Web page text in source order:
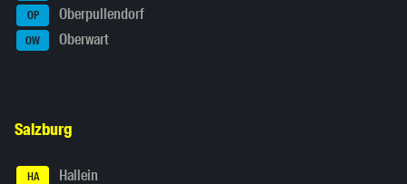
OP Oberpullendorf
OW Oberwart
Salzburg
HA Hallein